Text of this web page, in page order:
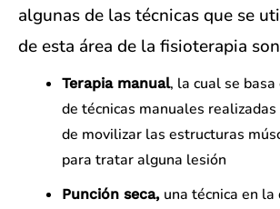
algunas de las técnicas que se
de esta área de la fisioterapia
Terapia manual, la cual se
de técnicas manuales
de movilizar las estructuras
para tratar alguna lesión
Punción seca, una técnica en